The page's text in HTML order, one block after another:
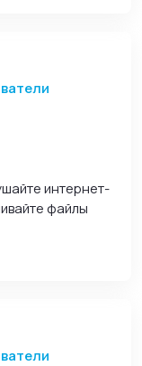
интернет-
файлы